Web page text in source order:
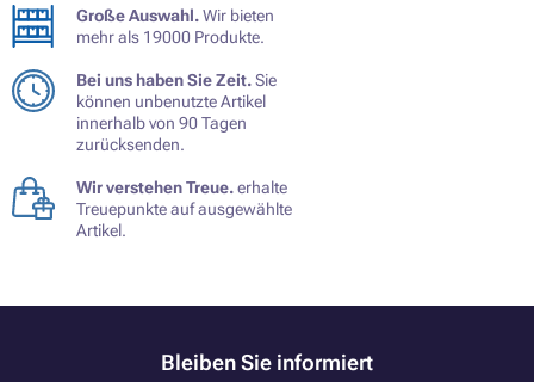
Große Auswahl.Wir bieten
mehr als 19000 Produkte.
Bei uns haben Sie Zeit.Sie
können unbenutzte Artikel
innerhalb von 90 Tagen
zurücksenden.
Wir verstehen Treue.erhalte
Treuepunkte auf ausgewählte
Artikel.
Bleiben Sie informiert